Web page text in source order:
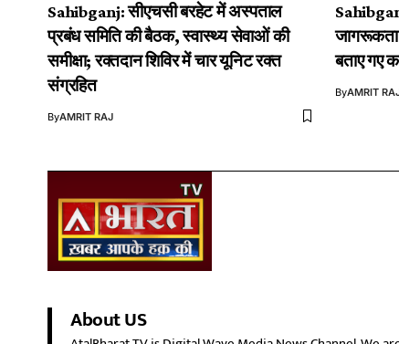
Sahibganj: सीएचसी बरहेट में अस्पताल
प्रबंध समिति की बैठक, स्वास्थ्य सेवाओं की
समीक्षा; रक्तदान शिविर में चार यूनिट रक्त
संग्रहित
ByAMRIT RAJ
जागरूकता
बताए गए
ByAMRIT
About US